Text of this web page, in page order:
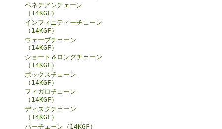
ベネチアンチェーン
（14KGF）
インフィニティーチェーン
（14KGF）
ウェーブチェーン
（14KGF）
ショート＆ロングチェーン
（14KGF）
ボックスチェーン
（14KGF）
フィガロチェーン
（14KGF）
ディスクチェーン
（14KGF）
バーチェーン（14KGF）